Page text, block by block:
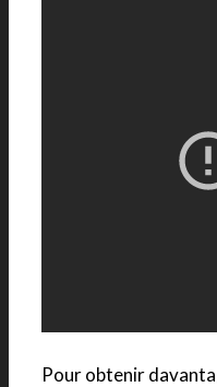
Pour obtenir